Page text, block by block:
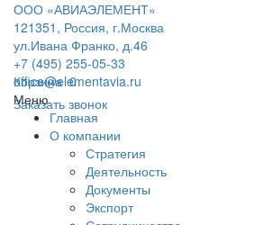
ООО «АВИАЭЛЕМЕНТ»
121351, Россия, г.Москва
ул.Ивана Франко, д.46
+7 (495) 255-05-33
office@elementavia.ru
Заказать звонок
Корзина0
Меню
Главная
О компании
Стратегия
Деятельность
Документы
Экспорт